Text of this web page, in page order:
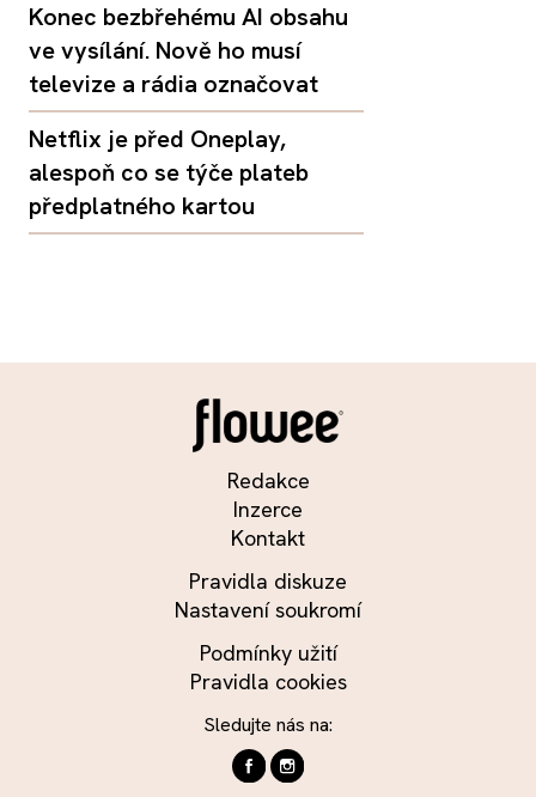
Konec bezbřehému AI obsahu
ve vysílání. Nově ho musí
televize a rádia označovat
Netflix je před Oneplay,
alespoň co se týče plateb
předplatného kartou
Redakce
Inzerce
Kontakt
Pravidla diskuze
Nastavení soukromí
Podmínky užití
Pravidla cookies
Sledujte nás na: